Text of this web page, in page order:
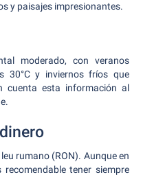
y paisajes impresionantes.
moderado, con veranos
30°C y inviernos fríos que
cuenta esta información al
rumano (RON). Aunque en
tener siempre